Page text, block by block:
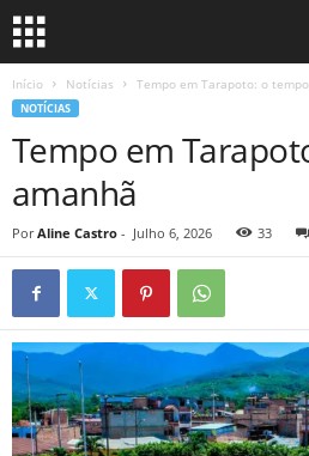
Início Notícias Tempo em Tarapoto: o
NOTÍCIAS
Tempo em
amanhã
Por Aline Castro - Julho 6, 2026 33